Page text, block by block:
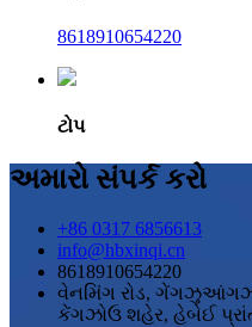
8618910654220
ટોપ
અમારો સંપર્ક કરો
+86 0317 6856613
info@hbxinqi.cn
8618910654220
વેનમિંગ રોડ,
કેંગઝોઉ શહેર, હેબેઈ